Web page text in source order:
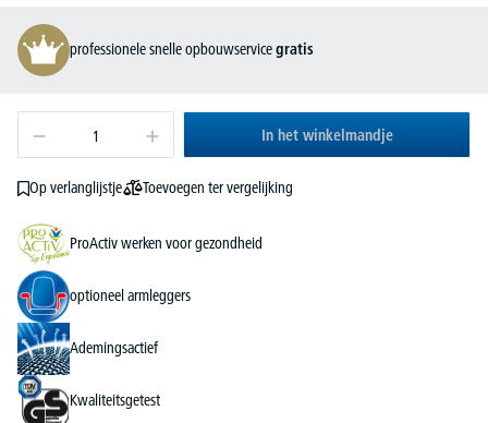
professionele snelle opbouwservicegratis
In het winkelmandje
Op verlanglijstje Toevoegen ter vergelijking
ProActiv werken voor gezondheid
optioneel armleggers
Ademingsactief
Kwaliteitsgetest